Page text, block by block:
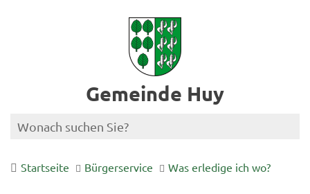
Gemeinde Huy
Startseite Bürgerservice Was erledige ich wo?